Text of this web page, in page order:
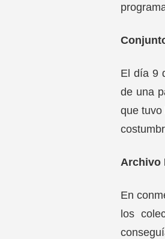
El día 9
de una
que
Archivo
En
los